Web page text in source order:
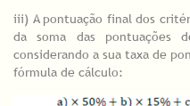
iii) A pontuação final dos
da soma das pontuações
considerando a sua taxa de
fórmula de cálculo: